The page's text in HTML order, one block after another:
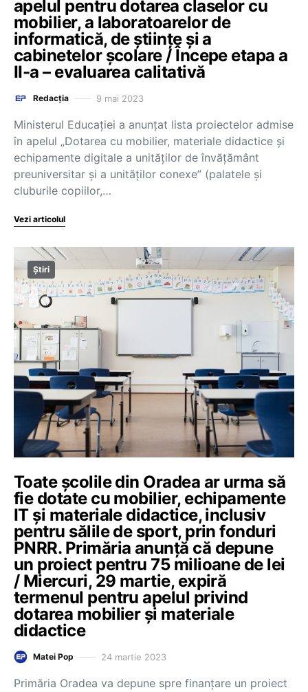
apelul pentru dotarea claselor cu
mobilier, a laboratoarelor de
informatică, de științe și a
cabinetelor școlare / Începe etapa a
II-a – evaluarea calitativă
Redacția 9 mai 2023
Ministerul Educației a anunțat lista proiectelor admise
în apelul „Dotarea cu mobilier, materiale didactice și
echipamente digitale a unităților de învățământ
preuniversitar și a unităților conexe” (palatele și
cluburile copiilor,…
Vezi articolul
Știri
Toate școlile din Oradea ar urma să
fie dotate cu mobilier, echipamente
IT şi materiale didactice, inclusiv
pentru sălile de sport, prin fonduri
PNRR. Primăria anunță că depune
un proiect pentru 75 milioane de lei
/ Miercuri, 29 martie, expiră
termenul pentru apelul privind
dotarea mobilier și materiale
didactice
Matei Pop 24 martie 2023
Primăria Oradea va depune spre finanţare un proiect